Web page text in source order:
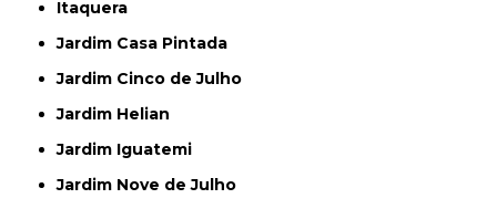
Itaquera
Jardim Casa Pintada
Jardim Cinco de Julho
Jardim Helian
Jardim Iguatemi
Jardim Nove de Julho